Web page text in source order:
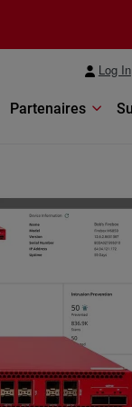
Log In
Partenaires